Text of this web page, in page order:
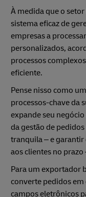
À medida que o
sistema eficaz de
empresas a
personalizados,
processos
eficiente.
Pense nisso como
processos-chave da
expande seu
da gestão de
tranquila – e garantir
aos clientes no
Para um exportador
converte pedidos
campos eletrônicos